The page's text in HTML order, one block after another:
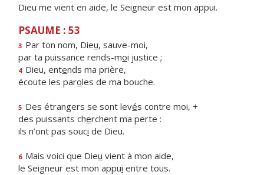
Dieu me vient en aide, le Seigneur est mon appui.
PSAUME : 53
3 Par ton nom, Dieu, sauve-moi,
par ta puissance rends-moi justice ;
4 Dieu, entends ma prière,
écoute les paroles de ma bouche.
5 Des étrangers se sont levés contre moi, +
des puissants cherchent ma perte :
ils n’ont pas souci de Dieu.
6 Mais voici que Dieu vient à mon aide,
le Seigneur est mon appui entre tous.